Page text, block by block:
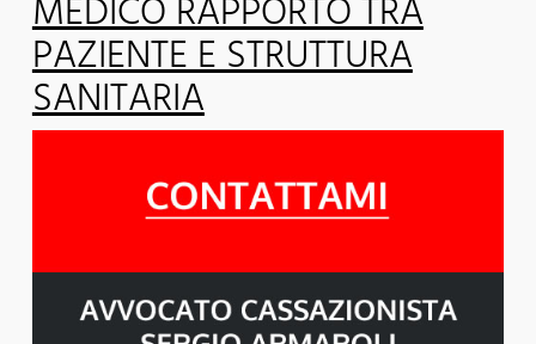
MEDICO RAPPORTO TRA
PAZIENTE E STRUTTURA
SANITARIA